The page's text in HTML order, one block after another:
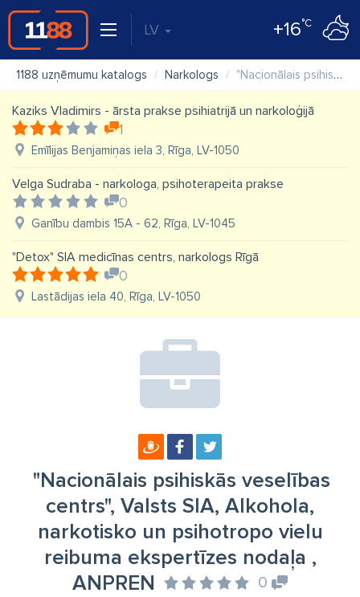
LV +16°C
1188 uzņēmumu katalogs Narkologs "Nacionālais psihiskās veselības centrs", Valsts SIA, Alkohola, narkotisko un psihotropo vielu reibuma ekspertīzes nodaļa , ANPREN
Kaziks Vladimirs - ārsta prakse psihiatrijā un narkoloģijā
1
Emīlijas Benjamiņas iela 3, Rīga, LV-1050
Velga Sudraba - narkologa, psihoterapeita prakse
0
Ganību dambis 15A - 62, Rīga, LV-1045
"Detox" SIA medicīnas centrs, narkologs Rīgā
0
Lastādijas iela 40, Rīga, LV-1050
"Nacionālais psihiskās veselības
centrs", Valsts SIA, Alkohola,
narkotisko un psihotropo vielu
reibuma ekspertīzes nodaļa ,
ANPREN
0